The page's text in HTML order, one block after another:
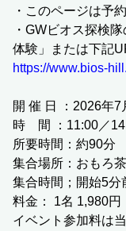
・このページは予
・GWビオス探検
体験」または下記
https://www.bios-
開 催 日 ：2026年7
時 間 ：11:00／
所要時間：約90分
集合場所：おもろ
集合時間；開始5分
料金： 1名 1,980
イベント参加料は